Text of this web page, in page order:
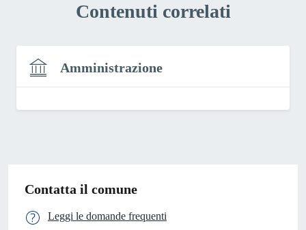
Contenuti correlati
Amministrazione
Contatta il comune
Leggi le domande frequenti